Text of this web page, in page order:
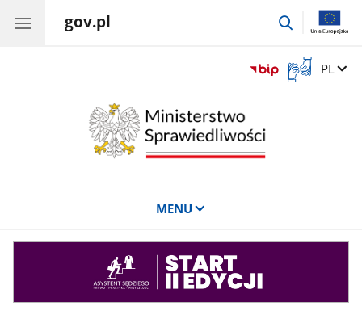
gov.pl
przejdź
Otwórz
okno
Zmień
PL
MENU